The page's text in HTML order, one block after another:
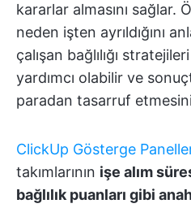
kararlar almasını sağlar.
neden işten ayrıldığını
çalışan bağlılığı
yardımcı olabilir ve
paradan tasarruf
ClickUp Gösterge
takımlarının işe alım
bağlılık puanları gibi